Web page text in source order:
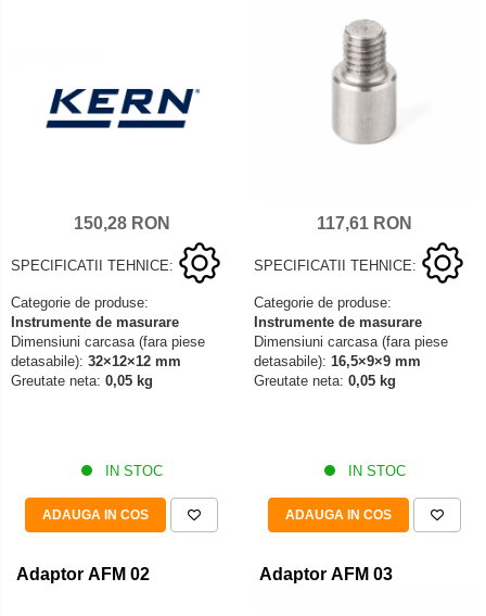
150,28 RON
SPECIFICATII TEHNICE:
Categorie de produse:
Instrumente de masurare
Dimensiuni carcasa (fara piese
detasabile): 32×12×12 mm
Greutate neta: 0,05 kg
IN STOC
ADAUGA IN COS
117,61 RON
SPECIFICATII TEHNICE:
Categorie de produse:
Instrumente de masurare
Dimensiuni carcasa (fara piese
detasabile): 16,5×9×9 mm
Greutate neta: 0,05 kg
IN STOC
ADAUGA IN COS
Adaptor AFM 02 Adaptor AFM 03